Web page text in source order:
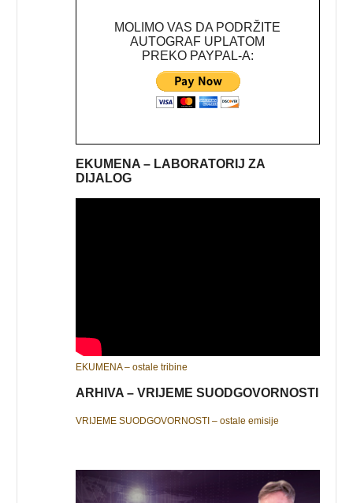
MOLIMO VAS DA PODRŽITE
AUTOGRAF UPLATOM
PREKO PAYPAL-A:
EKUMENA – LABORATORIJ ZA
DIJALOG
EKUMENA – ostale tribine
ARHIVA – VRIJEME SUODGOVORNOSTI
VRIJEME SUODGOVORNOSTI – ostale emisije